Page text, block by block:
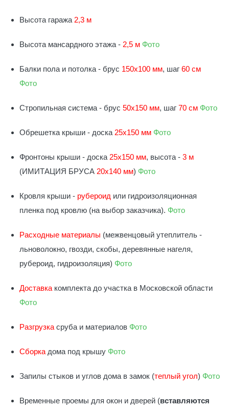
Высота гаража 2,3 м
Высота мансардного этажа - 2,5 м Фото
Балки пола и потолка - брус 150х100 мм, шаг 60 см
Фото
Стропильная система - брус 50х150 мм, шаг 70 см Фото
Обрешетка крыши - доска 25х150 мм Фото
Фронтоны крыши - доска 25х150 мм, высота - 3 м
(ИМИТАЦИЯ БРУСА 20х140 мм) Фото
Кровля крыши - рубероид или гидроизоляционная
пленка под кровлю (на выбор заказчика). Фото
Расходные материалы (межвенцовый утеплитель -
льноволокно, гвозди, скобы, деревянные нагеля,
рубероид, гидроизоляция) Фото
Доставка комплекта до участка в Московской области
Фото
Разгрузка сруба и материалов Фото
Сборка дома под крышу Фото
Запилы стыков и углов дома в замок (теплый угол) Фото
Временные проемы для окон и дверей (вставляются